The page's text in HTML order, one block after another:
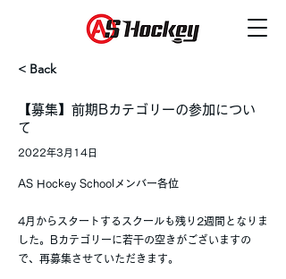
< Back
【募集】前期Bカテゴリーの参加につい
て
2022年3月14日
AS Hockey Schoolメンバー各位
4月からスタートするスクールも残り2週間となりま
した。Bカテゴリーに若干の空きがございますの
で、再募集させていただきます。